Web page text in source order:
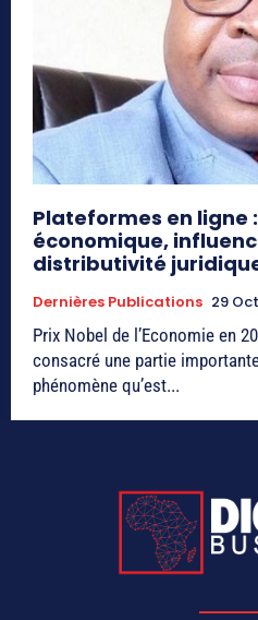
Plateformes en ligne
économique,
distributivité
Dernières Publications 29
Prix Nobel de l’Economie en
consacré une partie
phénomène qu’est...